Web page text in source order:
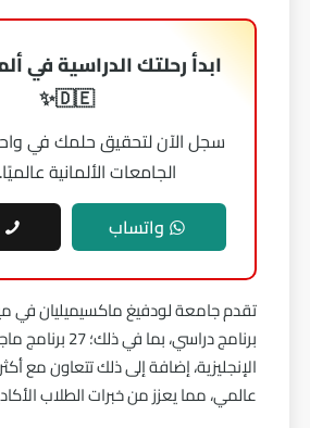
ابدأ رحلتك الدراسية في
🇩🇪✨
سجل الآن لتحقيق حلمك في
الجامعات الألمانية
واتساب
برنامج دراسي، بما
عالمي، مما يعزز من خبرات الطلاب